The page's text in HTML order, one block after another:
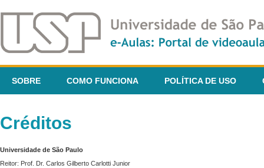
SOBRE COMO FUNCIONA POLÍTICA DE USO
Créditos
Universidade de São Paulo
Reitor: Prof. Dr. Carlos Gilberto Carlotti Junior